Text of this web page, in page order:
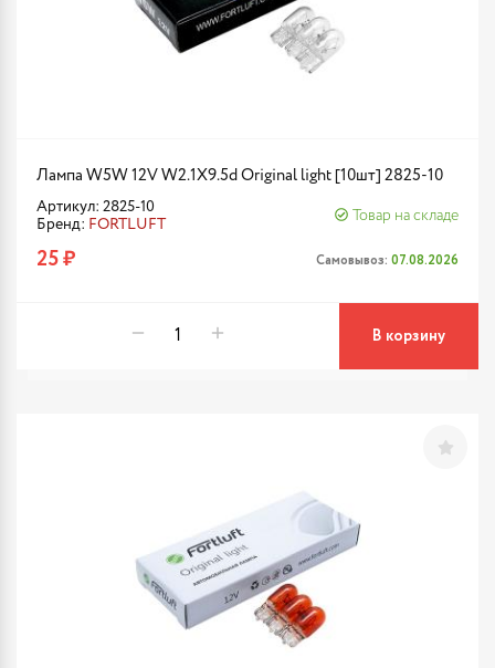
Лампа W5W 12V W2.1X9.5d Original light [10шт] 2825-10
Артикул: 2825-10
Бренд: FORTLUFT
Товар на складе
25 ₽ Самовывоз: 07.08.2026
В корзину